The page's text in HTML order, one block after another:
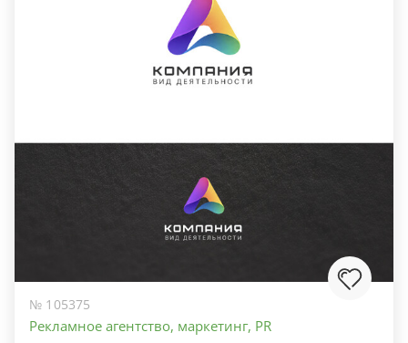
№ 105375
Рекламное агентство, маркетинг, PR